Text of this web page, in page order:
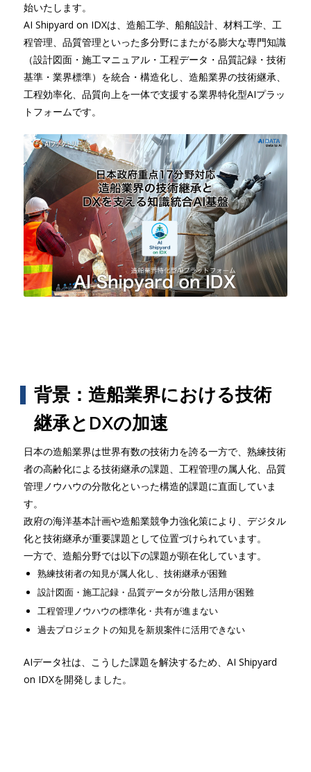
始いたします。
AI Shipyard on IDXは、造船工学、船舶設計、材料工学、工
程管理、品質管理といった多分野にまたがる膨大な専門知識
（設計図面・施工マニュアル・工程データ・品質記録・技術
基準・業界標準）を統合・構造化し、造船業界の技術継承、
工程効率化、品質向上を一体で支援する業界特化型AIプラッ
トフォームです。
背景：造船業界における技術
継承とDXの加速
日本の造船業界は世界有数の技術力を誇る一方で、熟練技術
者の高齢化による技術継承の課題、工程管理の属人化、品質
管理ノウハウの分散化といった構造的課題に直面していま
す。
政府の海洋基本計画や造船業競争力強化策により、デジタル
化と技術継承が重要課題として位置づけられています。
一方で、造船分野では以下の課題が顕在化しています。
熟練技術者の知見が属人化し、技術継承が困難
設計図面・施工記録・品質データが分散し活用が困難
工程管理ノウハウの標準化・共有が進まない
過去プロジェクトの知見を新規案件に活用できない
AIデータ社は、こうした課題を解決するため、AI Shipyard
on IDXを開発しました。